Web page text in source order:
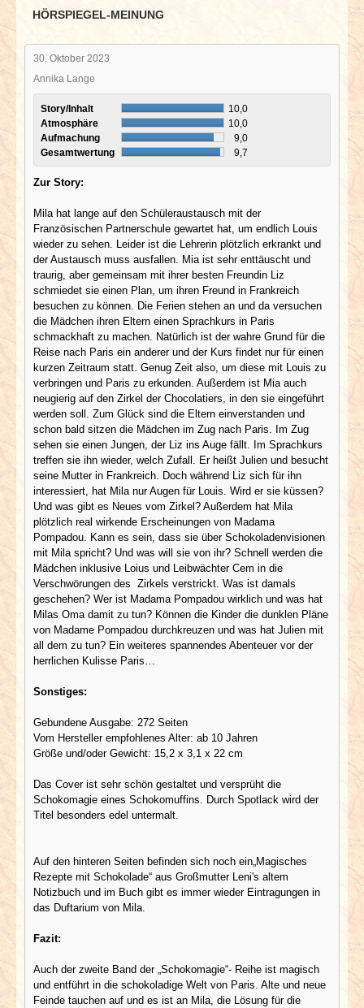
HÖRSPIEGEL-MEINUNG
30. Oktober 2023
Annika Lange
Story/Inhalt
10,0
Atmosphäre
10,0
Aufmachung
9,0
Gesamtwertung
9,7
Zur Story:
Mila hat lange auf den Schüleraustausch mit der
Französischen Partnerschule gewartet hat, um endlich Louis
wieder zu sehen. Leider ist die Lehrerin plötzlich erkrankt und
der Austausch muss ausfallen. Mia ist sehr enttäuscht und
traurig, aber gemeinsam mit ihrer besten Freundin Liz
schmiedet sie einen Plan, um ihren Freund in Frankreich
besuchen zu können. Die Ferien stehen an und da versuchen
die Mädchen ihren Eltern einen Sprachkurs in Paris
schmackhaft zu machen. Natürlich ist der wahre Grund für die
Reise nach Paris ein anderer und der Kurs findet nur für einen
kurzen Zeitraum statt. Genug Zeit also, um diese mit Louis zu
verbringen und Paris zu erkunden. Außerdem ist Mia auch
neugierig auf den Zirkel der Chocolatiers, in den sie eingeführt
werden soll. Zum Glück sind die Eltern einverstanden und
schon bald sitzen die Mädchen im Zug nach Paris. Im Zug
sehen sie einen Jungen, der Liz ins Auge fällt. Im Sprachkurs
treffen sie ihn wieder, welch Zufall. Er heißt Julien und besucht
seine Mutter in Frankreich. Doch während Liz sich für ihn
interessiert, hat Mila nur Augen für Louis. Wird er sie küssen?
Und was gibt es Neues vom Zirkel? Außerdem hat Mila
plötzlich real wirkende Erscheinungen von Madama
Pompadou. Kann es sein, dass sie über Schokoladenvisionen
mit Mila spricht? Und was will sie von ihr? Schnell werden die
Mädchen inklusive Loius und Leibwächter Cem in die
Verschwörungen des Zirkels verstrickt. Was ist damals
geschehen? Wer ist Madama Pompadou wirklich und was hat
Milas Oma damit zu tun? Können die Kinder die dunklen Pläne
von Madame Pompadou durchkreuzen und was hat Julien mit
all dem zu tun? Ein weiteres spannendes Abenteuer vor der
herrlichen Kulisse Paris…
Sonstiges:
Gebundene Ausgabe: 272 Seiten
Vom Hersteller empfohlenes Alter: ab 10 Jahren
Größe und/oder Gewicht: 15,2 x 3,1 x 22 cm
Das Cover ist sehr schön gestaltet und versprüht die
Schokomagie eines Schokomuffins. Durch Spotlack wird der
Titel besonders edel untermalt.
Auf den hinteren Seiten befinden sich noch ein„Magisches
Rezepte mit Schokolade“ aus Großmutter Leni's altem
Notizbuch und im Buch gibt es immer wieder Eintragungen in
das Duftarium von Mila.
Fazit:
Auch der zweite Band der „Schokomagie“- Reihe ist magisch
und entführt in die schokoladige Welt von Paris. Alte und neue
Feinde tauchen auf und es ist an Mila, die Lösung für die